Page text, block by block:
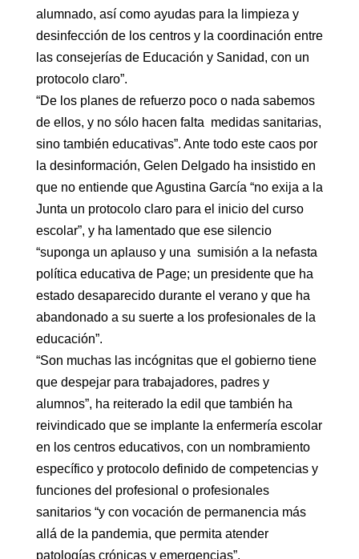
alumnado, así como ayudas para la limpieza y
desinfección de los centros y la coordinación entre
las consejerías de Educación y Sanidad, con un
protocolo claro”.
“De los planes de refuerzo poco o nada sabemos
de ellos, y no sólo hacen falta medidas sanitarias,
sino también educativas”. Ante todo este caos por
la desinformación, Gelen Delgado ha insistido en
que no entiende que Agustina García “no exija a la
Junta un protocolo claro para el inicio del curso
escolar”, y ha lamentado que ese silencio
“suponga un aplauso y una sumisión a la nefasta
política educativa de Page; un presidente que ha
estado desaparecido durante el verano y que ha
abandonado a su suerte a los profesionales de la
educación”.
“Son muchas las incógnitas que el gobierno tiene
que despejar para trabajadores, padres y
alumnos”, ha reiterado la edil que también ha
reivindicado que se implante la enfermería escolar
en los centros educativos, con un nombramiento
específico y protocolo definido de competencias y
funciones del profesional o profesionales
sanitarios “y con vocación de permanencia más
allá de la pandemia, que permita atender
patologías crónicas y emergencias”.